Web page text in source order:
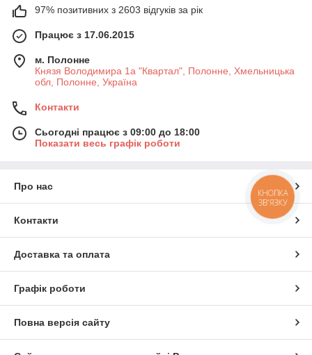
97% позитивних з 2603 відгуків за рік
Працює з 17.06.2015
м. Полонне
Князя Володимира 1а "Квартал", Полонне, Хмельницька
обл, Полонне, Україна
Контакти
Сьогодні працює з 09:00 до 18:00
Показати весь графік роботи
Про нас
Контакти
Доставка та оплата
Графік роботи
Повна версія сайту
КНОПКА
ЗВ'ЯЗКУ